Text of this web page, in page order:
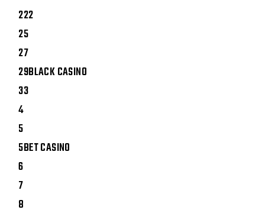
222
25
27
29BLACK CASINO
33
4
5
5BET CASINO
6
7
8